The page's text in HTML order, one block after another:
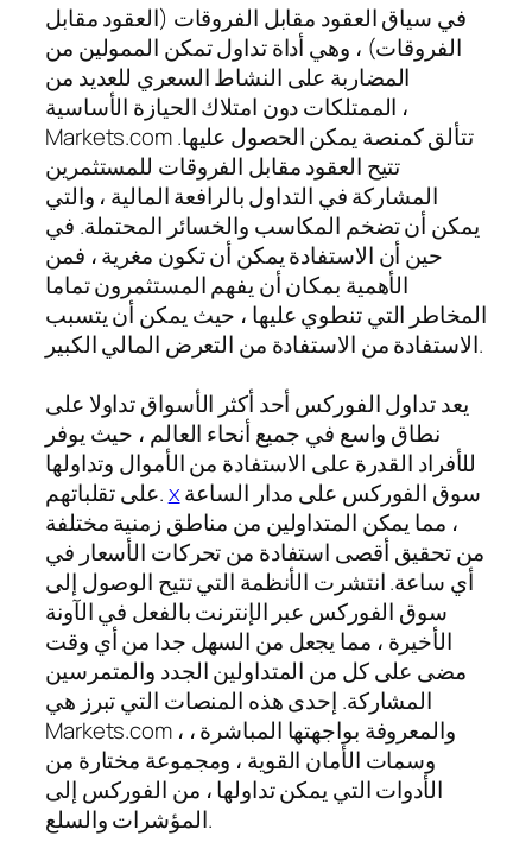
في سياق العقود مقابل الفروقات (العقود مقابل
الفروقات) ، وهي أداة تداول تمكن الممولين من
المضاربة على النشاط السعري للعديد من
الممتلكات دون امتلاك الحيازة الأساسية ،
Markets.com تتألق كمنصة يمكن الحصول عليها.
تتيح العقود مقابل الفروقات للمستثمرين
المشاركة في التداول بالرافعة المالية ، والتي
يمكن أن تضخم المكاسب والخسائر المحتملة. في
حين أن الاستفادة يمكن أن تكون مغرية ، فمن
الأهمية بمكان أن يفهم المستثمرون تماما
المخاطر التي تنطوي عليها ، حيث يمكن أن يتسبب
الاستفادة من الاستفادة من التعرض المالي الكبير.
يعد تداول الفوركس أحد أكثر الأسواق تداولا على
نطاق واسع في جميع أنحاء العالم ، حيث يوفر
للأفراد القدرة على الاستفادة من الأموال وتداولها
على تقلباتهم.xسوق الفوركس على مدار الساعة
، مما يمكن المتداولين من مناطق زمنية مختلفة
من تحقيق أقصى استفادة من تحركات الأسعار في
أي ساعة. انتشرت الأنظمة التي تتيح الوصول إلى
سوق الفوركس عبر الإنترنت بالفعل في الآونة
الأخيرة ، مما يجعل من السهل جدا من أي وقت
مضى على كل من المتداولين الجدد والمتمرسين
المشاركة. إحدى هذه المنصات التي تبرز هي
Markets.com ، والمعروفة بواجهتها المباشرة ،
وسمات الأمان القوية ، ومجموعة مختارة من
الأدوات التي يمكن تداولها ، من الفوركس إلى
المؤشرات والسلع.